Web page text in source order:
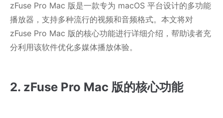
zFuse Pro Mac 版是一款专为 macOS 平台设计的多功能
播放器，支持多种流行的视频和音频格式。本文将对
zFuse Pro Mac 版的核心功能进行详细介绍，帮助读者充
分利用该软件优化多媒体播放体验。
2. zFuse Pro Mac 版的核心功能